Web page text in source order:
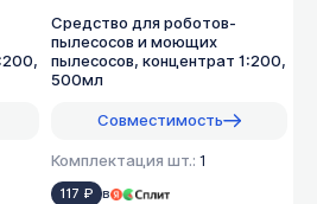
Средство для роботов-
пылесосов и моющих
пылесосов, концентрат 1:200,
500мл
Совместимость
Комплектация шт.: 1
117 ₽ в